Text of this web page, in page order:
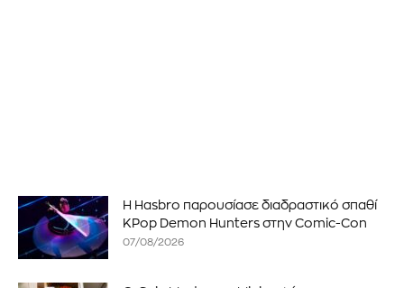
Η Hasbro παρουσίασε διαδραστικό σπαθί
KPop Demon Hunters στην Comic-Con
07/08/2026